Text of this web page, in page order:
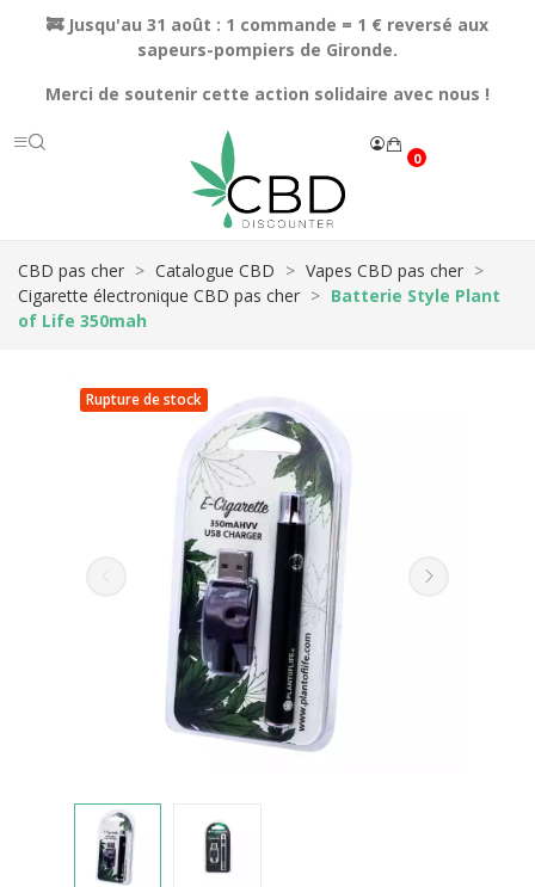
🚒 Jusqu'au 31 août : 1 commande = 1 € reversé aux
sapeurs-pompiers de Gironde.
Merci de soutenir cette action solidaire avec nous !
0
CBD pas cher Catalogue CBD
Vapes CBD pas cher
Cigarette électronique CBD pas cher
Batterie Style Plant
of Life 350mah
Rupture de stock
(1 avis)